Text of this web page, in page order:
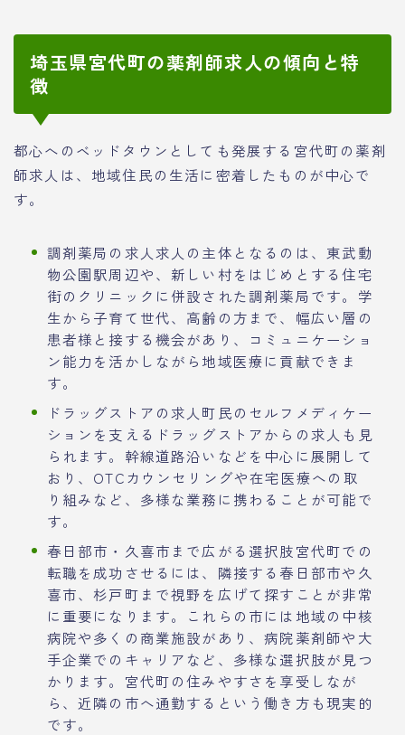
埼玉県宮代町の薬剤師求人の傾向と特
徴
都心へのベッドタウンとしても発展する宮代町の薬剤
師求人は、地域住民の生活に密着したものが中心で
す。
調剤薬局の求人求人の主体となるのは、東武動
物公園駅周辺や、新しい村をはじめとする住宅
街のクリニックに併設された調剤薬局です。学
生から子育て世代、高齢の方まで、幅広い層の
患者様と接する機会があり、コミュニケーショ
ン能力を活かしながら地域医療に貢献できま
す。
ドラッグストアの求人町民のセルフメディケー
ションを支えるドラッグストアからの求人も見
られます。幹線道路沿いなどを中心に展開して
おり、OTCカウンセリングや在宅医療への取
り組みなど、多様な業務に携わることが可能で
す。
春日部市・久喜市まで広がる選択肢宮代町での
転職を成功させるには、隣接する春日部市や久
喜市、杉戸町まで視野を広げて探すことが非常
に重要になります。これらの市には地域の中核
病院や多くの商業施設があり、病院薬剤師や大
手企業でのキャリアなど、多様な選択肢が見つ
かります。宮代町の住みやすさを享受しなが
ら、近隣の市へ通勤するという働き方も現実的
です。